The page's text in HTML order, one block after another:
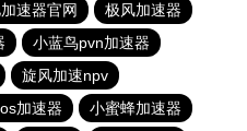
速器官网
极风加速器
小蓝鸟pvn加速器
旋风加速npv
加速器
小蜜蜂加速器